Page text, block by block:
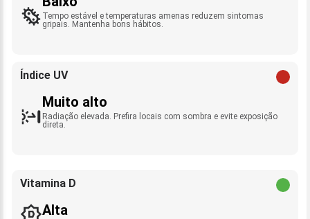
Tempo estável e temperaturas amenas reduzem sintomas
gripais. Mantenha bons hábitos.
Índice UV
Muito alto
Radiação elevada. Prefira locais com sombra e evite exposição
direta.
Vitamina D
Alta